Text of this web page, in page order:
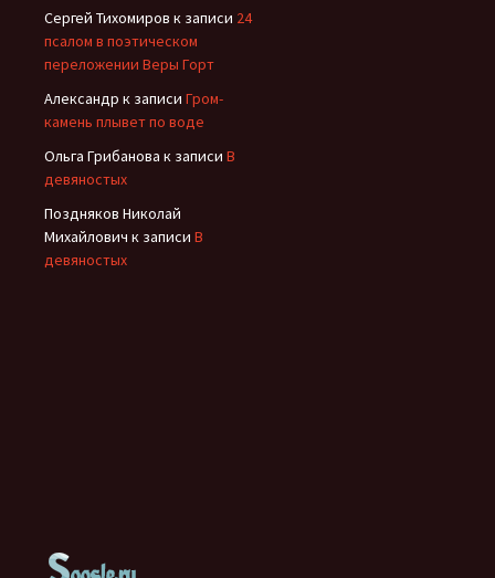
Сергей Тихомиров к записи 24
псалом в поэтическом
переложении Веры Горт
Александр к записи Гром-
камень плывет по воде
Ольга Грибанова к записи В
девяностых
Поздняков Николай
Михайлович к записи В
девяностых